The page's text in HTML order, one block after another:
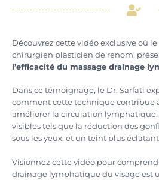
Découvrez cette vidéo exclusive où le
chirurgien plasticien de renom,
l’efficacité du massage drainage
Dans ce témoignage, le Dr. Sarfati
comment cette technique contribue
améliorer la circulation lymphatique,
visibles tels que la réduction des
sous les yeux, et un teint plus
Visionnez cette vidéo pour
drainage lymphatique du visage est